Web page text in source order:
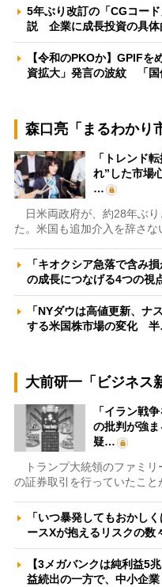
5年ぶり改訂の「CGコー
説 企業に成長投資の具
【令和のPKOか】GPIF
資拡大」発言の波紋 「
森口亮「まるわかり
「トレンド
れ”した市場
…
日米両政府が、約28年ぶり
た。米国も追加介入を辞さ
「キオクシア急落で含み
の成長につなげる4つの
「NYダウは高値更新、ナ
する米国株市場の変化
大前研一「ビジネス
「イラン戦
の批判が強
疑…
トランプ大統領のファミリ
の証券取引を行っていたこ
「いつ暴発してもおかし
ースXが抱えるリスクの数
【3メガバンクは純利益5
益続出の一方で、中小企